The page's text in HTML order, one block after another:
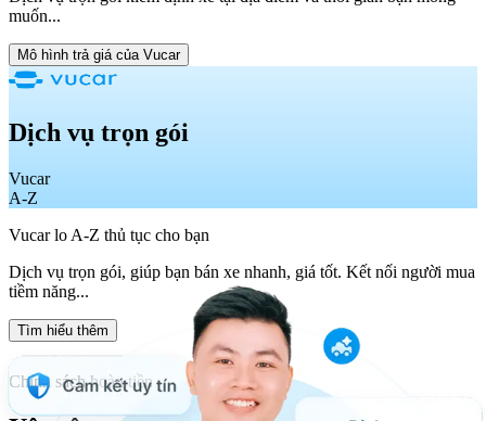
muốn...
Mô hình trả giá của Vucar
Dịch vụ trọn gói
Vucar
A-Z
Vucar lo A-Z thủ tục cho bạn
Dịch vụ trọn gói, giúp bạn bán xe nhanh, giá tốt. Kết nối người mua
tiềm năng...
Tìm hiểu thêm
Chính sách hoàn tiền